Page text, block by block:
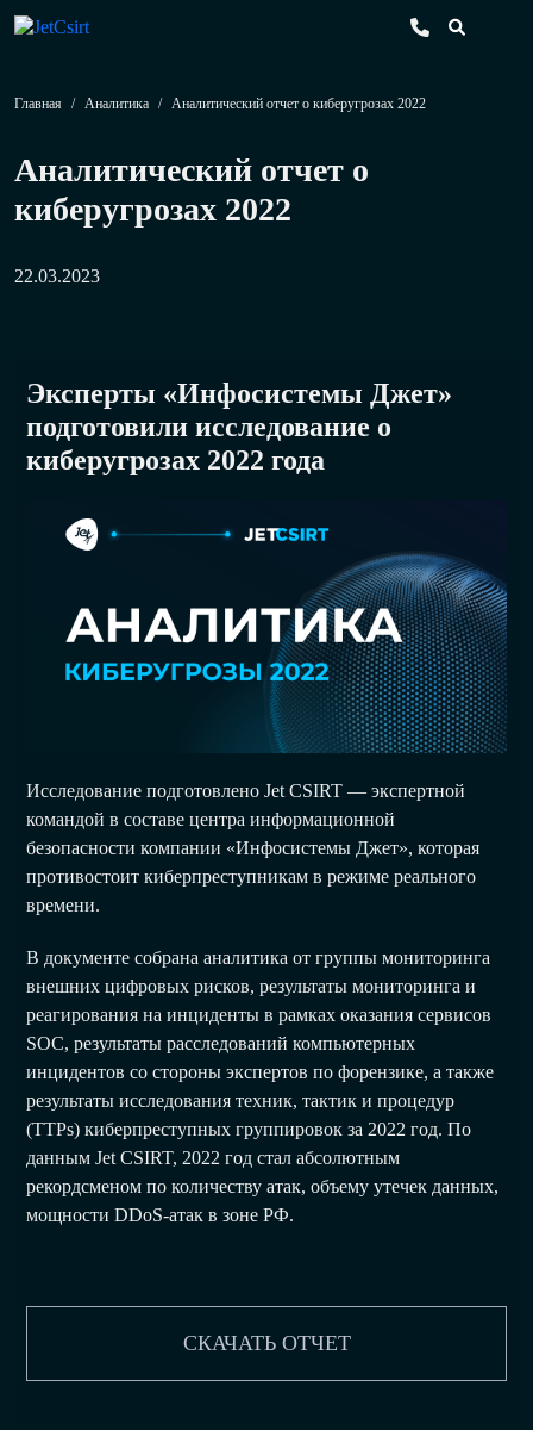
Главная / Аналитика / Аналитический отчет о киберугрозах 2022
Аналитический отчет о
киберугрозах 2022
22.03.2023
Эксперты «Инфосистемы Джет»
подготовили исследование о
киберугрозах 2022 года
Исследование подготовлено Jet CSIRT — экспертной
командой в составе центра информационной
безопасности компании «Инфосистемы Джет», которая
противостоит киберпреступникам в режиме реального
времени.
В документе собрана аналитика от группы мониторинга
внешних цифровых рисков, результаты мониторинга и
реагирования на инциденты в рамках оказания сервисов
SOC, результаты расследований компьютерных
инцидентов со стороны экспертов по форензике, а также
результаты исследования техник, тактик и процедур
(TTPs) киберпреступных группировок за 2022 год. По
данным Jet CSIRT, 2022 год стал абсолютным
рекордсменом по количеству атак, объему утечек данных,
мощности DDоS-атак в зоне РФ.
СКАЧАТЬ ОТЧЕТ